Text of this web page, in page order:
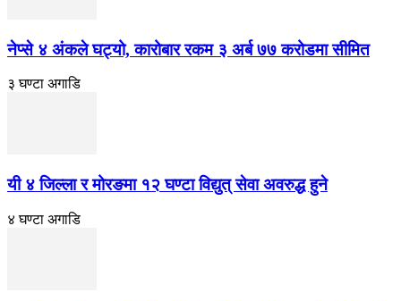
नेप्से ४ अंकले घट्यो, कारोबार रकम ३ अर्ब ७७ करोडमा सीमित
३ घण्टा अगाडि
यी ४ जिल्ला र मोरङमा १२ घण्टा विद्युत् सेवा अवरुद्ध हुने
४ घण्टा अगाडि